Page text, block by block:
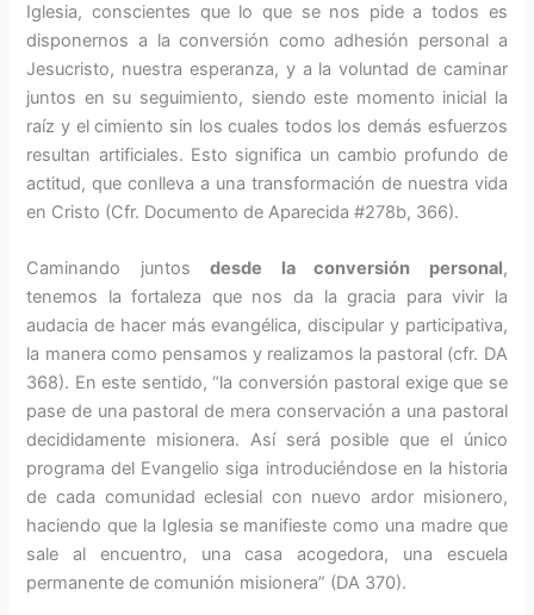
Igle­sia, conscientes que lo que se nos pide a todos es
disponernos a la conversión como adhesión perso­nal a
Jesucristo, nuestra esperan­za, y a la voluntad de caminar
juntos en su seguimiento, siendo este momento inicial la
raíz y el cimiento sin los cuales todos los demás esfuerzos
resultan artificiales. Esto significa un cam­bio profundo de
ac­titud, que conlleva a una transformación de nuestra vida
en Cristo (Cfr. Documento de Aparecida #278b, 366).
Caminando juntosdesde la con­versión personal,
tenemos la forta­leza que nos da la gracia para vivir la
audacia de hacer más evangélica, discipular y participativa,
la mane­ra como pensamos y realizamos la pastoral (cfr. DA
368). En este sen­tido, “la conversión pastoral exi­ge que se
pase de una pastoral de mera conservación a una pastoral
decididamente misionera. Así será posible que el único
programa del Evangelio siga introduciéndose en la historia
de cada comunidad eclesial con nuevo ardor misione­ro,
haciendo que la Iglesia se ma­nifieste como una madre que
sale al encuentro, una casa acogedora, una escuela
permanente de comunión misionera” (DA 370).